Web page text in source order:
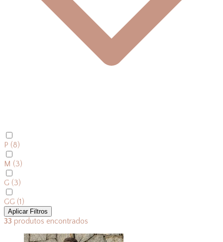
P (8)
M (3)
G (3)
GG (1)
Aplicar Filtros
33 produtos encontrados